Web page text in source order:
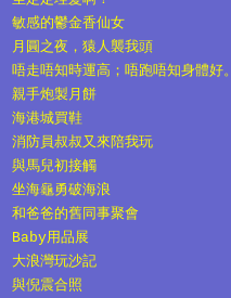
敏感的鬱金香仙女
月圓之夜，猿人襲我頭
唔走唔知時運高；唔跑唔知身體好。
親手炮製月餅
海港城買鞋
消防員叔叔又來陪我玩
與馬兒初接觸
坐海龜勇破海浪
和爸爸的舊同事聚會
Baby用品展
大浪灣玩沙記
與倪震合照